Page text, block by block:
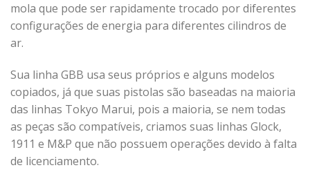
mola que pode ser rapidamente trocado por diferentes
configurações de energia para diferentes cilindros de
ar.
Sua linha GBB usa seus próprios e alguns modelos
copiados, já que suas pistolas são baseadas na maioria
das linhas Tokyo Marui, pois a maioria, se nem todas
as peças são compatíveis, criamos suas linhas Glock,
1911 e M&P que não possuem operações devido à falta
de licenciamento.